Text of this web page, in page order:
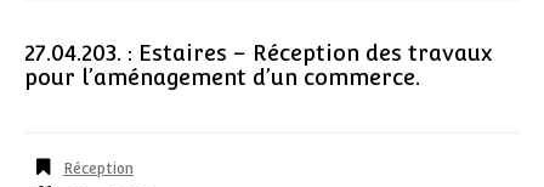
27.04.203. : Estaires – Réception des travaux
pour l’aménagement d’un commerce.
Réception